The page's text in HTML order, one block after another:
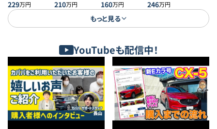
229万円
210万円
トバック 20S プ
ロアクティブ
160万円
246万円
もっと見る
YouTubeも配信中！